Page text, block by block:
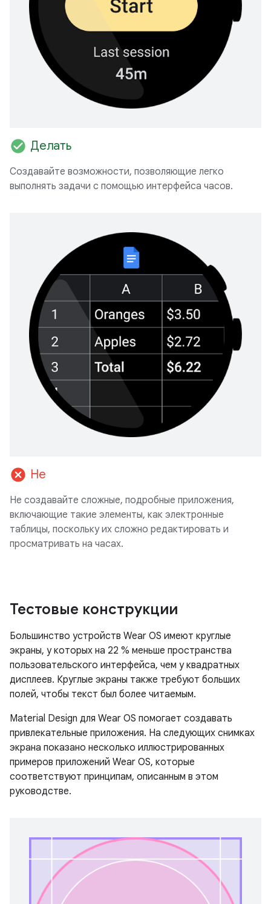
check_circle Делать
Создавайте возможности, позволяющие легко
выполнять задачи с помощью интерфейса часов.
cancel Не
Не создавайте сложные, подробные приложения,
включающие такие элементы, как электронные
таблицы, поскольку их сложно редактировать и
просматривать на часах.
Тестовые конструкции
Большинство устройств Wear OS имеют круглые
экраны, у которых на 22 % меньше пространства
пользовательского интерфейса, чем у квадратных
дисплеев. Круглые экраны также требуют больших
полей, чтобы текст был более читаемым.
Material Design для Wear OS помогает создавать
привлекательные приложения. На следующих снимках
экрана показано несколько иллюстрированных
примеров приложений Wear OS, которые
соответствуют принципам, описанным в этом
руководстве.